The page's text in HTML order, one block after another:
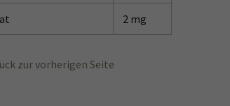
2 mg
zur vorherigen Seite